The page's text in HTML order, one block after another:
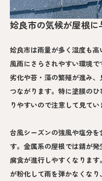
姶良市の気候が屋根に
姶良市は雨量が多く湿度も
風雨にさらされやすい環境
劣化や苔・藻の繁殖が進み
つながります。特に塗膜の
りやすいので注意して見てい
台風シーズンの強風や塩分
す。金属系の屋根では錆が
腐食が進行しやすくなりま
が粉化して雨を弾かなくな